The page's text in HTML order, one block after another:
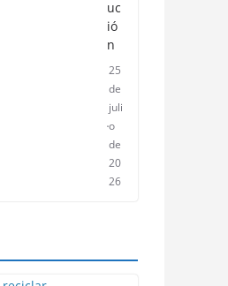
uc
ió
n
25
de
juli
o
de
20
26